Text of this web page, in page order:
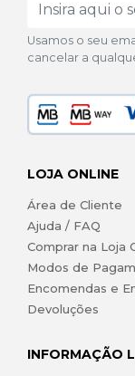
Usamos o seu
cancelar a
LOJA ONLINE
Área de Cliente
Ajuda / FAQ
Comprar na Loja
Modos de
Encomendas e
Devoluções
INFORMAÇÃO